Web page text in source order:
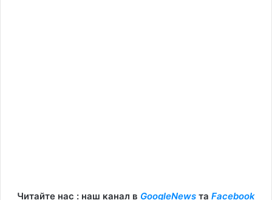
Читайте нас : наш канал в GoogleNews та Facebook